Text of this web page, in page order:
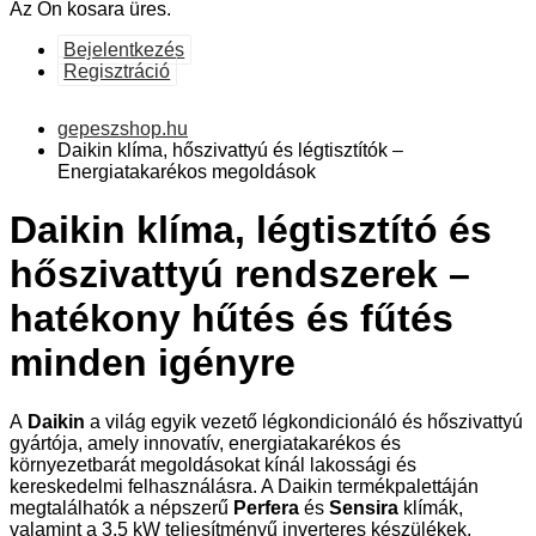
Az Ön kosara üres.
Bejelentkezés
Regisztráció
gepeszshop.hu
Daikin klíma, hőszivattyú és légtisztítók –
Energiatakarékos megoldások
Daikin klíma, légtisztító és
hőszivattyú rendszerek –
hatékony hűtés és fűtés
minden igényre
A Daikin a világ egyik vezető légkondicionáló és hőszivattyú
gyártója, amely innovatív, energiatakarékos és
környezetbarát megoldásokat kínál lakossági és
kereskedelmi felhasználásra. A Daikin termékpalettáján
megtalálhatók a népszerű Perfera és Sensira klímák,
valamint a 3,5 kW teljesítményű inverteres készülékek,